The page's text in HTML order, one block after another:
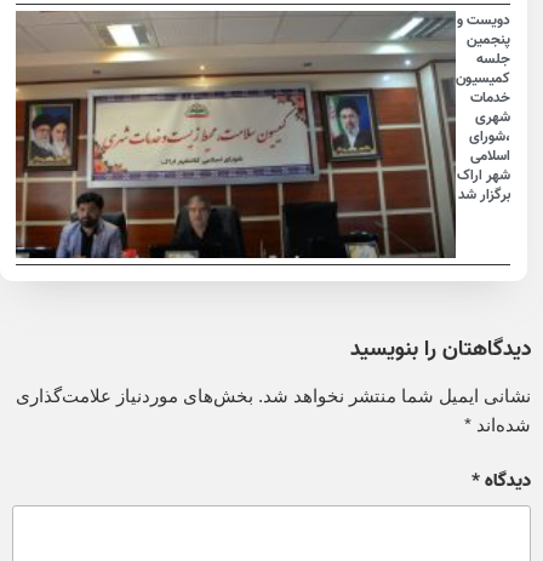
دویست و
پنجمین
جلسه
کمیسیون
خدمات
شهری
،شورای
اسلامی
شهر اراک
برگزار شد
دیدگاهتان را بنویسید
نشانی ایمیل شما منتشر نخواهد شد. بخش‌های موردنیاز علامت‌گذاری
شده‌اند*
دیدگاه*